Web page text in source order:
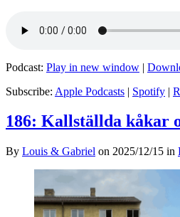
Podcast: Play in new window |
Subscribe: Apple Podcasts | Spotify |
186: Kallställda kåkar
By Louis & Gabriel on 2025/12/15 in